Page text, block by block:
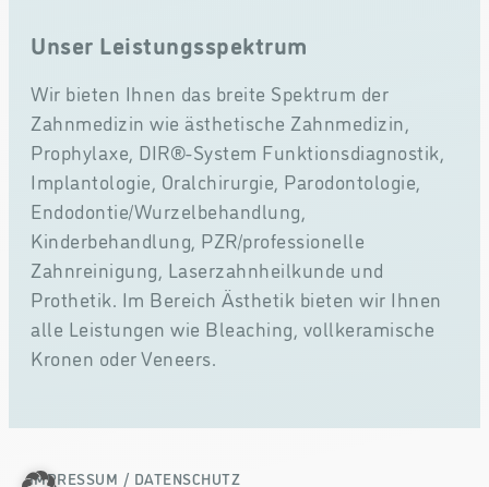
Unser Leistungsspektrum
Wir bieten Ihnen das breite Spektrum der
Zahnmedizin wie ästhetische Zahnmedizin,
Prophylaxe, DIR®-System Funktionsdiagnostik,
Implantologie, Oralchirurgie, Parodontologie,
Endodontie/Wurzelbehandlung,
Kinderbehandlung, PZR/professionelle
Zahnreinigung, Laserzahnheilkunde und
Prothetik. Im Bereich Ästhetik bieten wir Ihnen
alle Leistungen wie Bleaching, vollkeramische
Kronen oder Veneers.
IMPRESSUM / DATENSCHUTZ